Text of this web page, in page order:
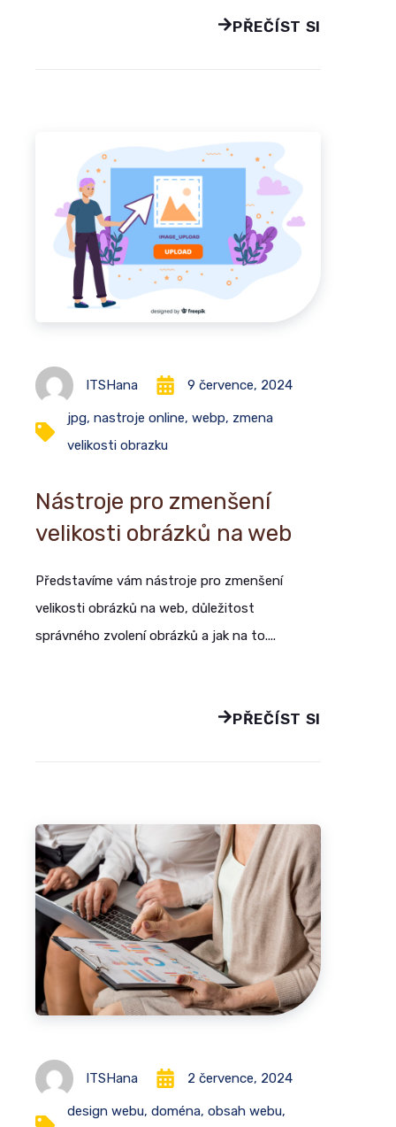
PŘEČÍST SI
ITSHana 9 července, 2024
jpg, nastroje online, webp, zmena
velikosti obrazku
Nástroje pro zmenšení
velikosti obrázků na web
Představíme vám nástroje pro zmenšení
velikosti obrázků na web, důležitost
správného zvolení obrázků a jak na to....
PŘEČÍST SI
ITSHana 2 července, 2024
design webu, doména, obsah webu,